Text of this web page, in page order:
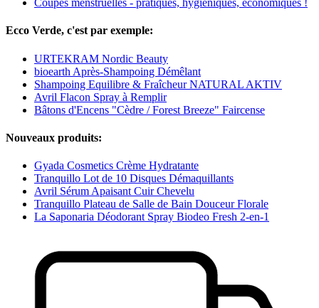
Coupes menstruelles - pratiques, hygiéniques, économiques !
Ecco Verde, c'est par exemple:
URTEKRAM Nordic Beauty
bioearth Après-Shampoing Démêlant
Shampoing Equilibre & Fraîcheur NATURAL AKTIV
Avril Flacon Spray à Remplir
Bâtons d'Encens "Cèdre / Forest Breeze" Faircense
Nouveaux produits:
Gyada Cosmetics Crème Hydratante
Tranquillo Lot de 10 Disques Démaquillants
Avril Sérum Apaisant Cuir Chevelu
Tranquillo Plateau de Salle de Bain Douceur Florale
La Saponaria Déodorant Spray Biodeo Fresh 2-en-1